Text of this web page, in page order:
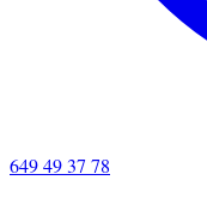
649 49 37 78